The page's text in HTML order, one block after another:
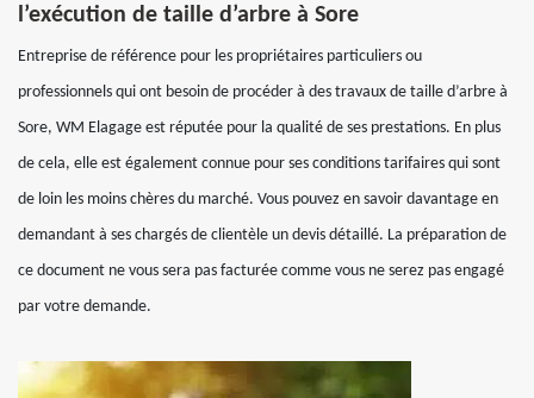
l’exécution de taille d’arbre à Sore
Entreprise de référence pour les propriétaires particuliers ou
professionnels qui ont besoin de procéder à des travaux de taille d’arbre à
Sore, WM Elagage est réputée pour la qualité de ses prestations. En plus
de cela, elle est également connue pour ses conditions tarifaires qui sont
de loin les moins chères du marché. Vous pouvez en savoir davantage en
demandant à ses chargés de clientèle un devis détaillé. La préparation de
ce document ne vous sera pas facturée comme vous ne serez pas engagé
par votre demande.